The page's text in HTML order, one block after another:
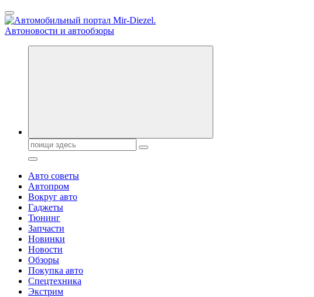
Перейти
к
содержанию
Справочник автомобилиста. Обзор новинок популярных автобрендов,
Поиск:
Авто советы
Автопром
Вокруг авто
Гаджеты
Тюнинг
Запчасти
Новинки
Новости
Обзоры
Покупка авто
Спецтехника
Экстрим